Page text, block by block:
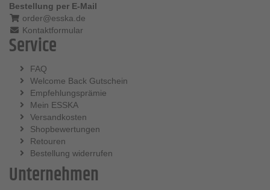
Bestellung per E-Mail
order@esska.de
Kontaktformular
Service
FAQ
Welcome Back Gutschein
Empfehlungsprämie
Mein ESSKA
Versandkosten
Shopbewertungen
Retouren
Bestellung widerrufen
Unternehmen